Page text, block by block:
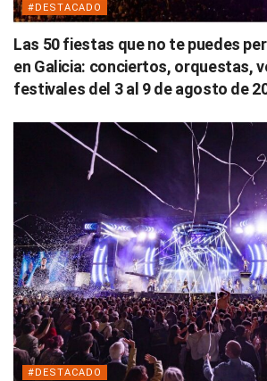
#DESTACADO
Las 50 fiestas que no te puedes
en Galicia: conciertos, orquestas,
festivales del 3 al 9 de agosto de
#DESTACADO